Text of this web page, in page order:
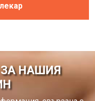
НАШИЯ